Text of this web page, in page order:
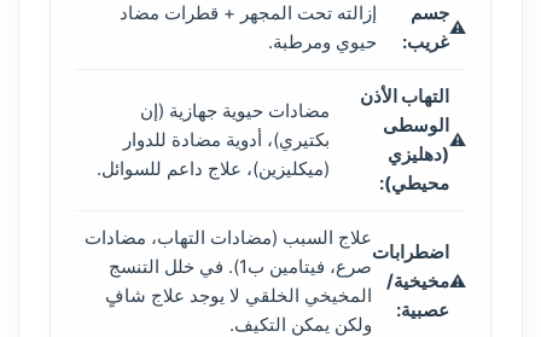
جسم
غريب:
إزالته تحت المجهر + قطرات مضاد
حيوي ومرطبة.
التهاب الأذن
الوسطى
(دهليزي
محيطي):
مضادات حيوية جهازية (إن
بكتيري)، أدوية مضادة للدوار
(ميكليزين)، علاج داعم للسوائل.
اضطرابات
مخيخية/
عصبية:
علاج السبب (مضادات التهاب، مضادات
صرع، فيتامين ب1). في خلل التنسج
المخيخي الخلقي لا يوجد علاج شافٍ
ولكن يمكن التكيف.